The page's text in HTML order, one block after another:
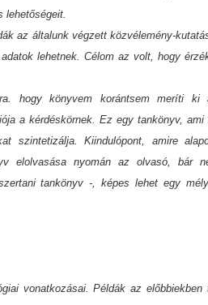
lehetőségeit.
az általunk végzett közvélemény-
lehetnek. Célom az volt, hogy
hogy könyvem korántsem meríti ki
a kérdéskörnek. Ez egy tankönyv, ami
szintetizálja. Kiindulópont, amire
elolvasása nyomán az olvasó, bár
tankönyv -, képes lehet egy
vonatkozásai. Példák az előbbiekben